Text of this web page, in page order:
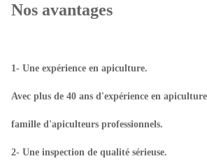
Nos avantages
1- Une expérience en apiculture.
Avec plus de 40 ans d'expérience en
famille d'apiculteurs professionnels.
2- Une inspection de qualité sérieuse.